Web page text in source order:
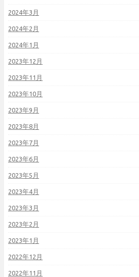
2024年3月
2024年2月
2024年1月
2023年12月
2023年11月
2023年10月
2023年9月
2023年8月
2023年7月
2023年6月
2023年5月
2023年4月
2023年3月
2023年2月
2023年1月
2022年12月
2022年11月